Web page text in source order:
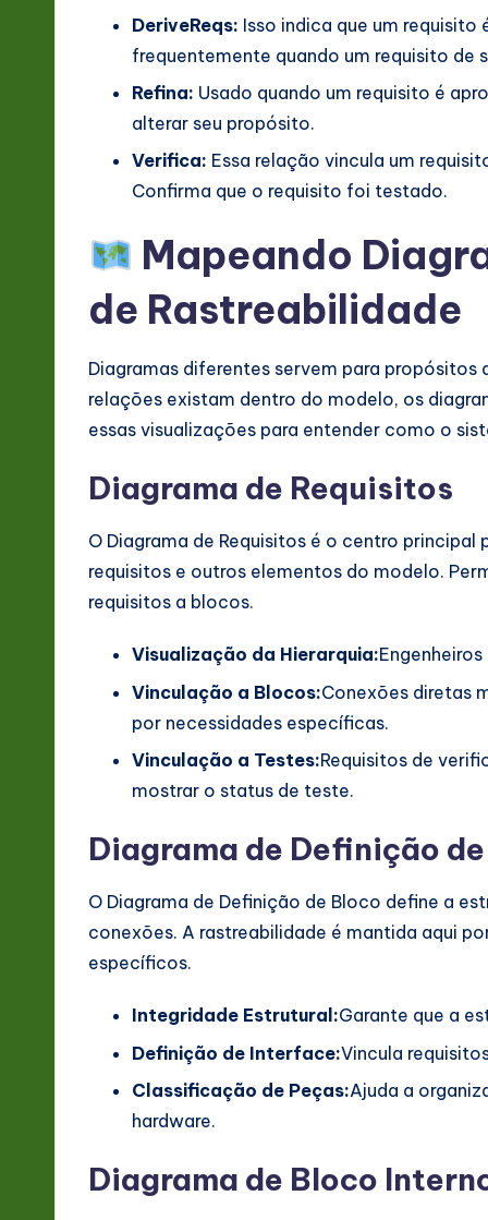
DeriveReqs: Isso indica que um
frequentemente quando um requisito de
Refina: Usado quando um requisito é
alterar seu propósito.
Verifica: Essa relação vincula um
Confirma que o requisito foi testado.
Mapeando
de Rastreabilidade
Diagramas diferentes servem para
relações existam dentro do modelo, os
essas visualizações para entender como o
Diagrama de Requisitos
O Diagrama de Requisitos é o centro
requisitos e outros elementos do modelo.
requisitos a blocos.
Visualização da Hierarquia:
Vinculação a Blocos:Conexões diretas
por necessidades específicas.
Vinculação a Testes:Requisitos de
mostrar o status de teste.
Diagrama de Definição
O Diagrama de Definição de Bloco define a
conexões. A rastreabilidade é mantida aqui
específicos.
Integridade Estrutural:Garante que a
Definição de Interface:Vincula
Classificação de Peças:Ajuda a
hardware.
Diagrama de Bloco